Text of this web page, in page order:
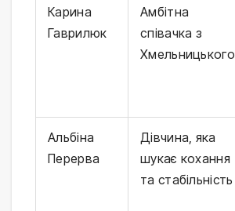
Карина
Гаврилюк
Амбітна
співачка з
Хмельницького
Альбіна
Перерва
Дівчина, яка
шукає кохання
та стабільність